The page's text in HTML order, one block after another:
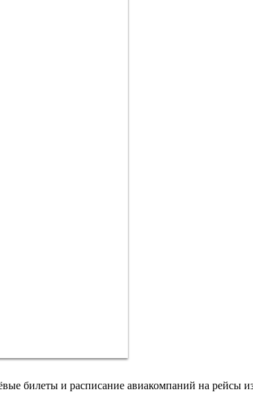
билеты и расписание авиакомпаний на рейсы